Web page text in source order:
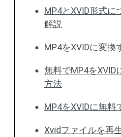
MP4とXVID形式に
解説
MP4をXVIDに変換
無料でMP4をXVID
方法
MP4をXVIDに無
Xvidファイルを再